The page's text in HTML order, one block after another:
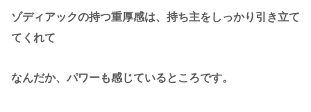
ゾディアックの持つ重厚感は、持ち主をしっかり引き立て
てくれて
なんだか、パワーも感じているところです。